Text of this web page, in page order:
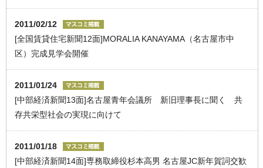
2011/02/12
[全国賃貸住宅新聞12面]MORALIA KANAYAMA（名古屋市中
区）完成見学会開催
2011/01/24
[中部経済新聞13面]名古屋青年会議所 新旧理事長に聞く 共
存共栄型社会の実現に向けて
2011/01/18
[中部経済新聞14面]専務取締役杉本高男 名古屋JC新年賀詞交歓